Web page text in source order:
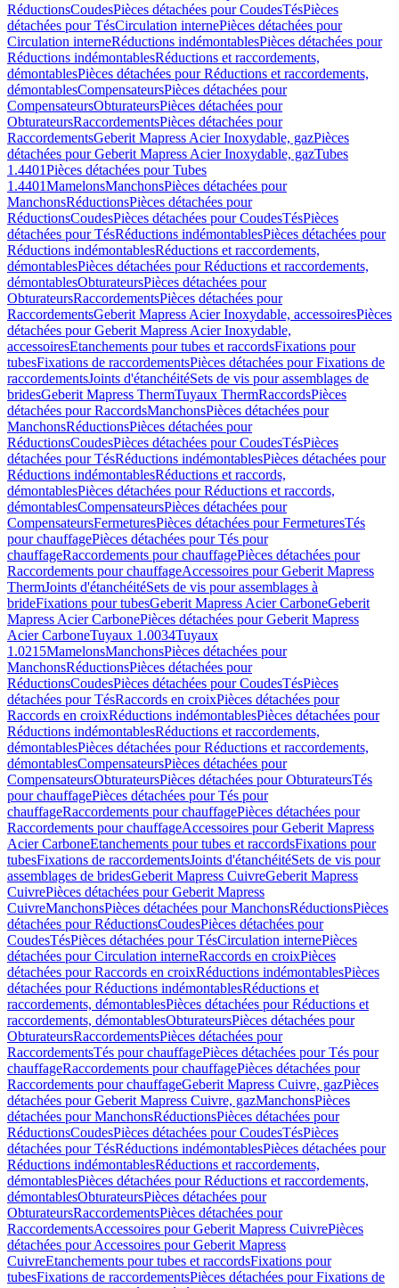
RéductionsCoudesPièces détachées pour CoudesTésPièces
détachées pour TésCirculation internePièces détachées pour
Circulation interneRéductions indémontablesPièces détachées pour
Réductions indémontablesRéductions et raccordements,
démontablesPièces détachées pour Réductions et raccordements,
démontablesCompensateursPièces détachées pour
CompensateursObturateursPièces détachées pour
ObturateursRaccordementsPièces détachées pour
RaccordementsGeberit Mapress Acier Inoxydable, gazPièces
détachées pour Geberit Mapress Acier Inoxydable, gazTubes
1.4401Pièces détachées pour Tubes
1.4401MamelonsManchonsPièces détachées pour
ManchonsRéductionsPièces détachées pour
RéductionsCoudesPièces détachées pour CoudesTésPièces
détachées pour TésRéductions indémontablesPièces détachées pour
Réductions indémontablesRéductions et raccordements,
démontablesPièces détachées pour Réductions et raccordements,
démontablesObturateursPièces détachées pour
ObturateursRaccordementsPièces détachées pour
RaccordementsGeberit Mapress Acier Inoxydable, accessoiresPièces
détachées pour Geberit Mapress Acier Inoxydable,
accessoiresEtanchements pour tubes et raccordsFixations pour
tubesFixations de raccordementsPièces détachées pour Fixations de
raccordementsJoints d'étanchéitéSets de vis pour assemblages de
bridesGeberit Mapress ThermTuyaux ThermRaccordsPièces
détachées pour RaccordsManchonsPièces détachées pour
ManchonsRéductionsPièces détachées pour
RéductionsCoudesPièces détachées pour CoudesTésPièces
détachées pour TésRéductions indémontablesPièces détachées pour
Réductions indémontablesRéductions et raccords,
démontablesPièces détachées pour Réductions et raccords,
démontablesCompensateursPièces détachées pour
CompensateursFermeturesPièces détachées pour FermeturesTés
pour chauffagePièces détachées pour Tés pour
chauffageRaccordements pour chauffagePièces détachées pour
Raccordements pour chauffageAccessoires pour Geberit Mapress
ThermJoints d'étanchéitéSets de vis pour assemblages à
brideFixations pour tubesGeberit Mapress Acier CarboneGeberit
Mapress Acier CarbonePièces détachées pour Geberit Mapress
Acier CarboneTuyaux 1.0034Tuyaux
1.0215MamelonsManchonsPièces détachées pour
ManchonsRéductionsPièces détachées pour
RéductionsCoudesPièces détachées pour CoudesTésPièces
détachées pour TésRaccords en croixPièces détachées pour
Raccords en croixRéductions indémontablesPièces détachées pour
Réductions indémontablesRéductions et raccordements,
démontablesPièces détachées pour Réductions et raccordements,
démontablesCompensateursPièces détachées pour
CompensateursObturateursPièces détachées pour ObturateursTés
pour chauffagePièces détachées pour Tés pour
chauffageRaccordements pour chauffagePièces détachées pour
Raccordements pour chauffageAccessoires pour Geberit Mapress
Acier CarboneEtanchements pour tubes et raccordsFixations pour
tubesFixations de raccordementsJoints d'étanchéitéSets de vis pour
assemblages de bridesGeberit Mapress CuivreGeberit Mapress
CuivrePièces détachées pour Geberit Mapress
CuivreManchonsPièces détachées pour ManchonsRéductionsPièces
détachées pour RéductionsCoudesPièces détachées pour
CoudesTésPièces détachées pour TésCirculation internePièces
détachées pour Circulation interneRaccords en croixPièces
détachées pour Raccords en croixRéductions indémontablesPièces
détachées pour Réductions indémontablesRéductions et
raccordements, démontablesPièces détachées pour Réductions et
raccordements, démontablesObturateursPièces détachées pour
ObturateursRaccordementsPièces détachées pour
RaccordementsTés pour chauffagePièces détachées pour Tés pour
chauffageRaccordements pour chauffagePièces détachées pour
Raccordements pour chauffageGeberit Mapress Cuivre, gazPièces
détachées pour Geberit Mapress Cuivre, gazManchonsPièces
détachées pour ManchonsRéductionsPièces détachées pour
RéductionsCoudesPièces détachées pour CoudesTésPièces
détachées pour TésRéductions indémontablesPièces détachées pour
Réductions indémontablesRéductions et raccordements,
démontablesPièces détachées pour Réductions et raccordements,
démontablesObturateursPièces détachées pour
ObturateursRaccordementsPièces détachées pour
RaccordementsAccessoires pour Geberit Mapress CuivrePièces
détachées pour Accessoires pour Geberit Mapress
CuivreEtanchements pour tubes et raccordsFixations pour
tubesFixations de raccordementsPièces détachées pour Fixations de